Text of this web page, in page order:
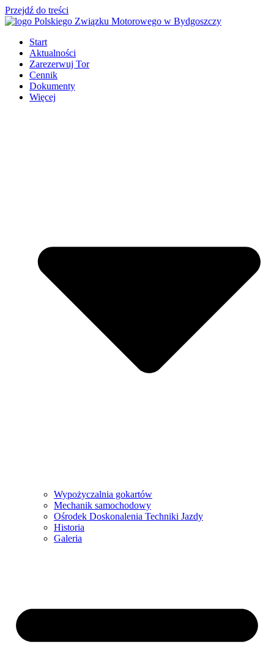
Przejdź do treści
Start
Aktualności
Zarezerwuj Tor
Cennik
Dokumenty
Więcej
Wypożyczalnia gokartów
Mechanik samochodowy
Ośrodek Doskonalenia Techniki Jazdy
Historia
Galeria